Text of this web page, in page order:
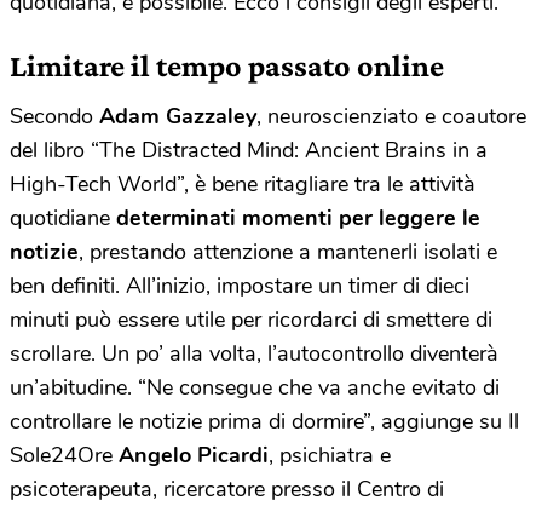
Limitare il tempo passato online
Secondo Adam Gazzaley, neuroscienziato e coautore
del libro “The Distracted Mind: Ancient Brains in a
High-Tech World”, è bene ritagliare tra le attività
quotidiane determinati momenti per leggere le
notizie, prestando attenzione a mantenerli isolati e
ben definiti. All’inizio, impostare un timer di dieci
minuti può essere utile per ricordarci di smettere di
scrollare. Un po’ alla volta, l’autocontrollo diventerà
un’abitudine. “Ne consegue che va anche evitato di
controllare le notizie prima di dormire”, aggiunge su Il
Sole24Ore Angelo Picardi, psichiatra e
psicoterapeuta, ricercatore presso il Centro di